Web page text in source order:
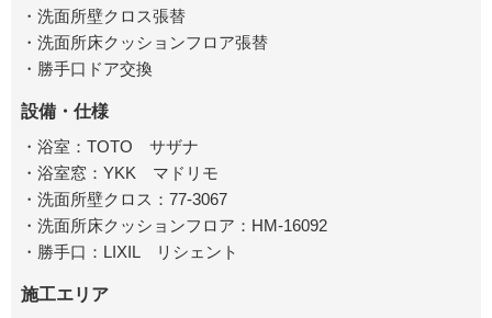
・洗面所壁クロス張替
・洗面所床クッションフロア張替
・勝手口ドア交換
設備・仕様
・浴室：TOTO サザナ
・浴室窓：YKK マドリモ
・洗面所壁クロス：77-3067
・洗面所床クッションフロア：HM-16092
・勝手口：LIXIL リシェント
施工エリア